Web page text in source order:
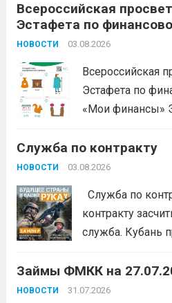
продолжается прием заявок
обучающем проекте «Наше
ориентировано на ветеранов
Всероссийская
Эстафета по
«Мои финансы»
НОВОСТИ 03.08.2026
Всероссийская
Эстафета по
«Мои финансы»
портале:
Служба по контракту
НОВОСТИ 03.08.2026
Служба по
контракту
служба. Кубань
защиту
единовременно;
Займы ФМКК на
НОВОСТИ 31.07.2026